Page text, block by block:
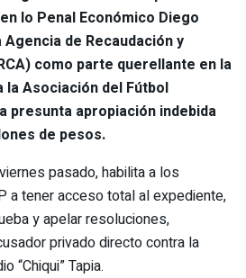
lo Penal Económico Diego
de Recaudación y
como parte querellante en la
la Asociación del Fútbol
presunta apropiación indebida
de pesos.
pasado, habilita a los
a tener acceso total al expediente,
y apelar resoluciones,
privado directo contra la
“Chiqui” Tapia.